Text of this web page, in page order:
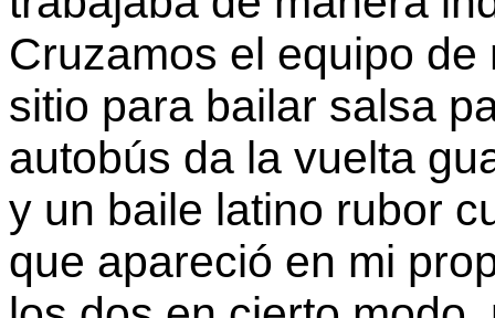
Cruzamos el equipo
sitio para bailar salsa
autobús da la vuelta
y un baile latino rubor
que apareció en mi